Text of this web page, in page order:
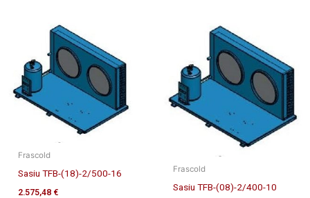
Frascold
Sasiu TFB-(18)-2/500-16
2.575,48 €
Frascold
Sasiu TFB-(08)-2/400-10